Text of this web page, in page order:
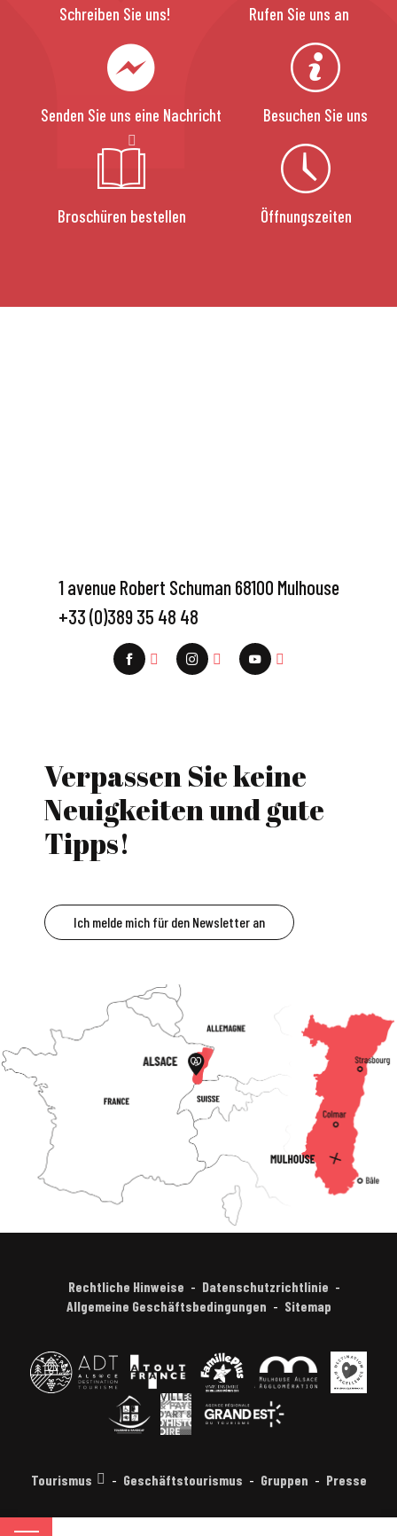
Schreiben Sie uns! Rufen Sie uns an
Senden Sie uns eine Nachricht Besuchen Sie uns
Broschüren bestellen Öffnungszeiten
1 avenue Robert Schuman 68100 Mulhouse
+33 (0)389 35 48 48
Verpassen Sie keine
Neuigkeiten und gute
Tipps!
Ich melde mich für den Newsletter an
Rechtliche Hinweise
Datenschutzrichtlinie
Allgemeine Geschäftsbedingungen
Sitemap
Tourismus Geschäftstourismus Gruppen Presse